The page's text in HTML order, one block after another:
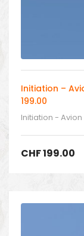
Initiation –
199.00
Initiation -
CHF199.00